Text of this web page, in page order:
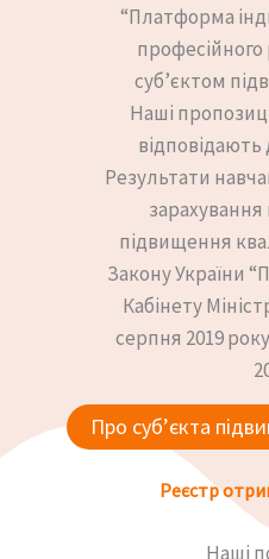
“Платформа
професійного
суб’єктом
Наші
Результати
підвищення
Закону України
Кабінету
серпня 2019
Про суб’єкта
Реєстр
Наші